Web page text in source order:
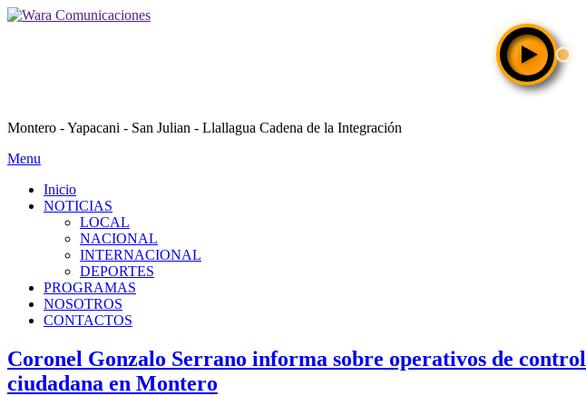
Montero - Yapacani - San Julian - Llallagua Cadena de la Integración
Menu
Inicio
NOTICIAS
LOCAL
NACIONAL
INTERNACIONAL
DEPORTES
PROGRAMAS
NOSOTROS
CONTACTOS
Coronel Gonzalo Serrano informa sobre operativos de
ciudadana en Montero